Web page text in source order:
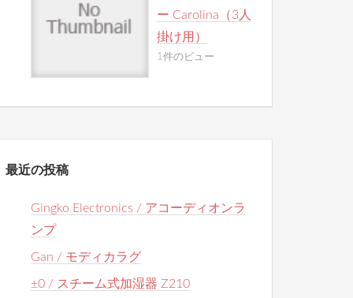
ー Carolina（3人
掛け用）
1件のビュー
最近の投稿
Gingko Electronics / アコーディオンラ
ンプ
Gan / モディカラグ
±0 / スチーム式加湿器 Z210